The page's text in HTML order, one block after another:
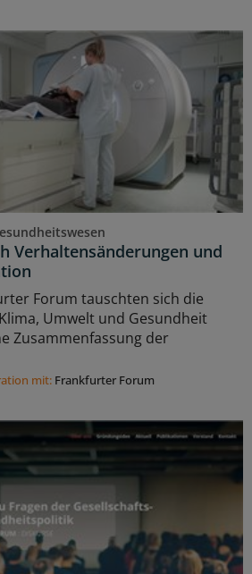
Verhaltensänderungen und
Forum tauschten sich die
Umwelt und Gesundheit
Zusammenfassung der
mit: Frankfurter Forum